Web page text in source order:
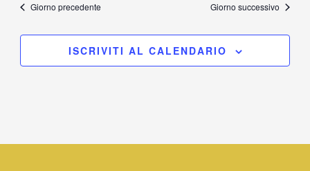
Giorno precedente Giorno successivo
ISCRIVITI AL CALENDARIO